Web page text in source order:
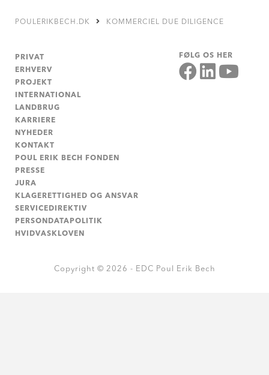
POULERIKBECH.DK KOMMERCIEL DUE DILIGENCE
PRIVAT
ERHVERV
PROJEKT
INTERNATIONAL
LANDBRUG
KARRIERE
NYHEDER
KONTAKT
POUL ERIK BECH FONDEN
PRESSE
JURA
KLAGERETTIGHED OG ANSVAR
SERVICEDIREKTIV
PERSONDATAPOLITIK
HVIDVASKLOVEN
FØLG OS HER
Copyright © 2026 - EDC Poul Erik Bech